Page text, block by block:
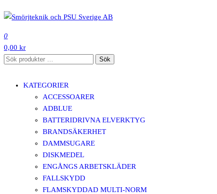
till
innehåll
0
0,00 kr
Sök
Sök
KATEGORIER
ACCESSOARER
ADBLUE
BATTERIDRIVNA ELVERKTYG
BRANDSÄKERHET
DAMMSUGARE
DISKMEDEL
ENGÅNGS ARBETSKLÄDER
FALLSKYDD
FLAMSKYDDAD MULTI-NORM